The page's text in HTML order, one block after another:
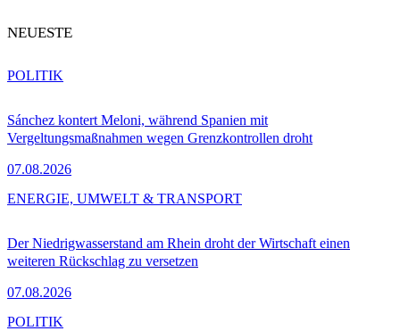
NEUESTE
Sánchez kontert Meloni, während Spanien mit
Vergeltungsmaßnahmen wegen Grenzkontrollen droht
07.08.2026
POLITIK
Der Niedrigwasserstand am Rhein droht der Wirtschaft einen
weiteren Rückschlag zu versetzen
07.08.2026
ENERGIE, UMWELT & TRANSPORT
POLITIK